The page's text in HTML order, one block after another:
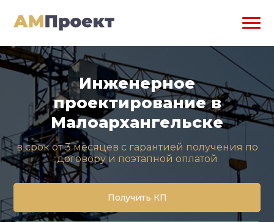
Инженерное
проектирование в
Малоархангельске
в срок от 3 месяцев с гарантией получения по
договору и поэтапной оплатой
Получить КП